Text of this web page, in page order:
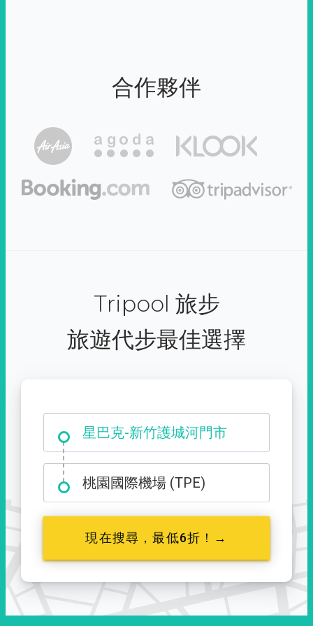
合作夥伴
Tripool 旅步
旅遊代步最佳選擇
星巴克-新竹護城河門市
大霸尖山登山口
桃園國際機場 (TPE)
現在搜尋，最低6折！→